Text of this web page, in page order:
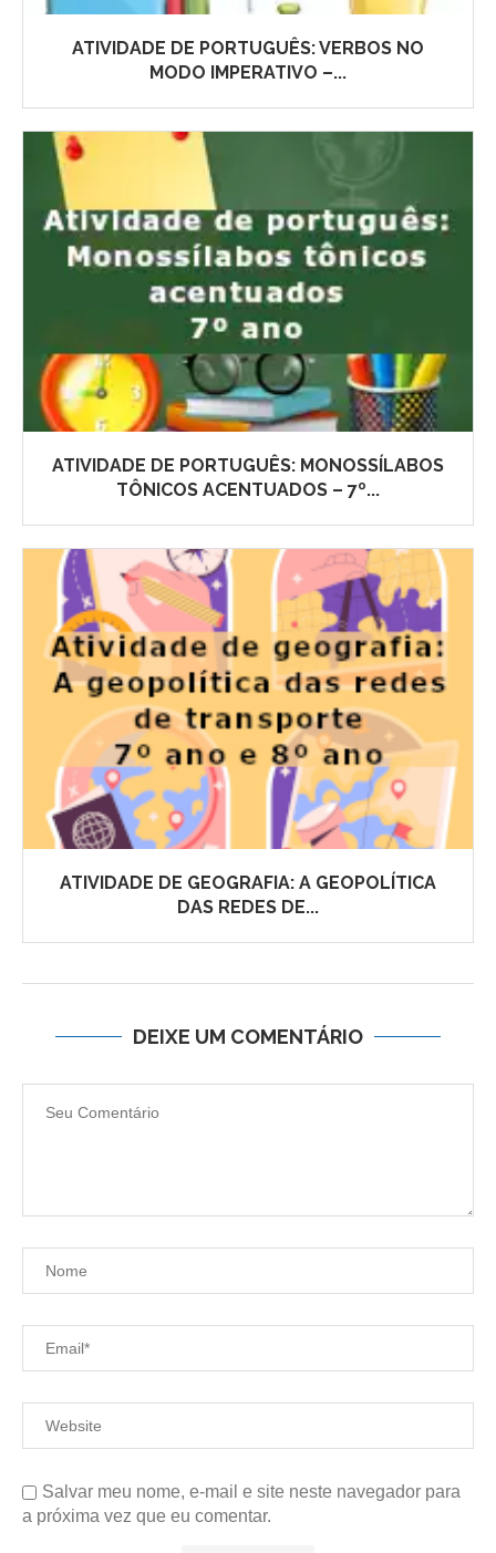
ATIVIDADE DE PORTUGUÊS: VERBOS NO
MODO IMPERATIVO –...
ATIVIDADE DE PORTUGUÊS: MONOSSÍLABOS
TÔNICOS ACENTUADOS – 7º...
ATIVIDADE DE GEOGRAFIA: A GEOPOLÍTICA
DAS REDES DE...
DEIXE UM COMENTÁRIO
Salvar meu nome, e-mail e site neste navegador para
a próxima vez que eu comentar.